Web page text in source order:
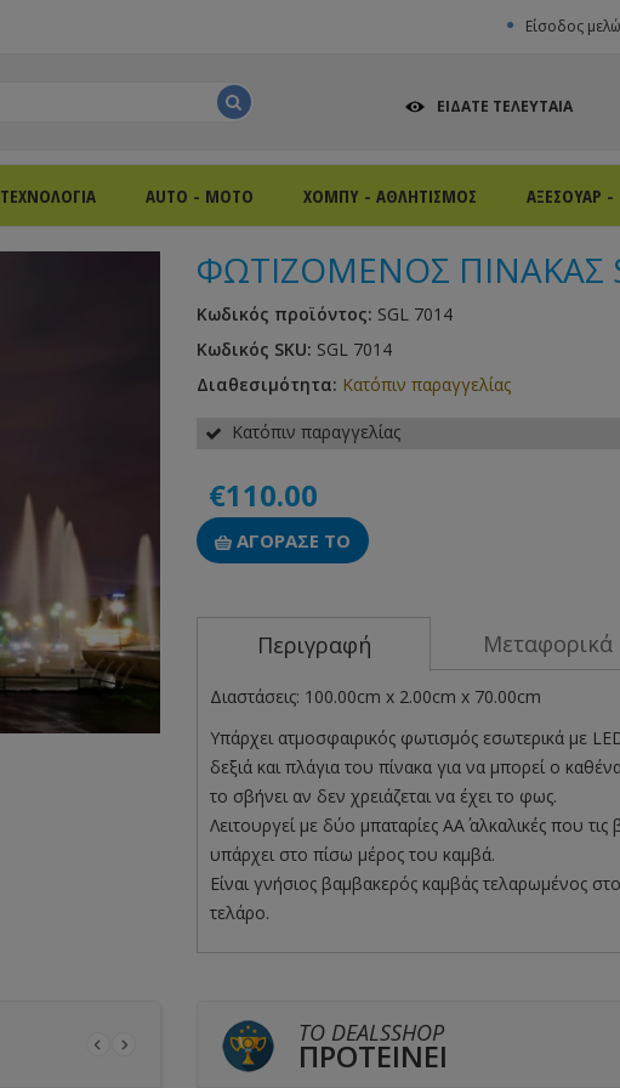
Είσοδος
ΕΙΔΑΤΕ ΤΕΛΕΥΤΑΙΑ
ΤΕΧΝΟΛΟΓΙΑ AUTO - MOTO ΧΟΜΠΥ - ΑΘΛΗΤΙΣΜΟΣ ΑΞΕΣΟΥΑΡ
ΦΩΤΙΖΟΜΕΝΟΣ ΠΙΝΑΚΑΣ
Κωδικός προϊόντος: SGL 7014
Κωδικός SKU: SGL 7014
Διαθεσιμότητα: Κατόπιν παραγγελίας
Κατόπιν παραγγελίας
€110.00
ΑΓΟΡΑΣΕ ΤΟ
Περιγραφή Μεταφορικά
Διαστάσεις: 100.00cm x 2.00cm x 70.00cm
Υπάρχει ατμοσφαιρικός φωτισμός εσωτερικά με
δεξιά και πλάγια του πίνακα για να μπορεί ο
το σβήνει αν δεν χρειάζεται να έχει το φως.
Λειτουργεί με δύο μπαταρίες ΑΑ΄ αλκαλικές που
υπάρχει στο πίσω μέρος του καμβά.
Είναι γνήσιος βαμβακερός καμβάς τελαρωμένος
τελάρο.
ΤΟ DEALSSHOP
ΠΡΟΤΕΙΝΕΙ